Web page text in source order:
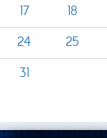
17 18
24
25
31